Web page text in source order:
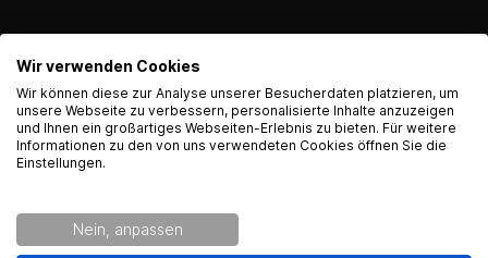
FAQ
Hier findest du die häufigsten Fragen und die dazugehörigen
Antworten zu diesem Artikel.
English Language recognized
Hey! Our Shop recognized that you are from USA.
Would you like to see the english Version of Radical
Wir verwenden Cookies
Wir können diese zur Analyse unserer Besucherdaten platzieren, um
unsere Webseite zu verbessern, personalisierte Inhalte anzuzeigen
und Ihnen ein großartiges Webseiten-Erlebnis zu bieten. Für weitere
Informationen zu den von uns verwendeten Cookies öffnen Sie die
Einstellungen.
Nein, anpassen